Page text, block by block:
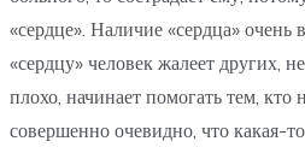
«сердце». Наличие «сердца»
«сердцу» человек жалеет других,
плохо, начинает помогать тем,
совершенно очевидно, что какая-то